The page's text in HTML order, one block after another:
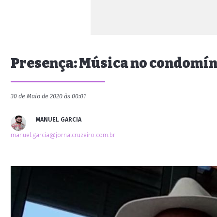
Presença: Música no
30 de Maio de 2020 às 00:01
MANUEL GARCIA
manuel.garcia@jornalcruzeiro.com.br